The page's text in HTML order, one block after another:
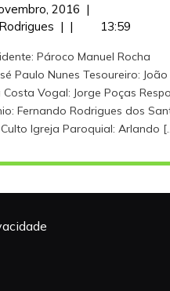
DE
2016
201615
2016
|
CONSELHO
OS
ASSUNTOS
ECONÓMICOS
|
SETEMBRO
2016
| | 13:59
Paulo Nunes Tesoureiro: João
Vogal: Jorge Poças
Fernando Rodrigues dos
Igreja Paroquial: Arlando